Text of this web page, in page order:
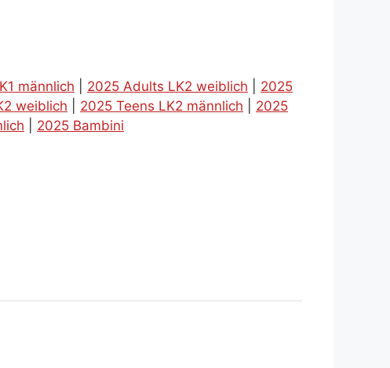
männlich 2025 Adults LK2 weiblich
2025
weiblich 2025 Teens LK2 männlich
2025
2025 Bambini